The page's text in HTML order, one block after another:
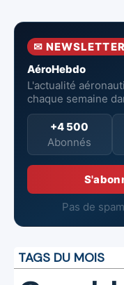
✉
AéroHebdo
L'actualité
chaque semaine
+4 500
Abonnés
Pas de
TAGS DU MOIS